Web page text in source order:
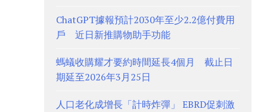
ChatGPT據報預計2030年至少2.2億付費用
戶 近日新推購物助手功能
螞蟻收購耀才要約時間延長4個月 截止日
期延至2026年3月25日
人口老化成增長「計時炸彈」 EBRD促刺激